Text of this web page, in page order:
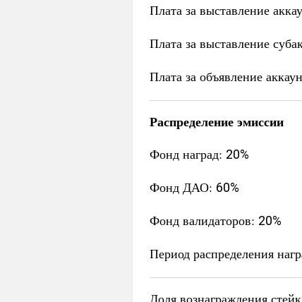
Плата за выставление
Плата за выставление
Плата за объявление
Распределение эмиссии
Фонд наград: 20%
Фонд ДАО: 60%
Фонд валидаторов: 20%
Период распределения
Доля вознаграждения